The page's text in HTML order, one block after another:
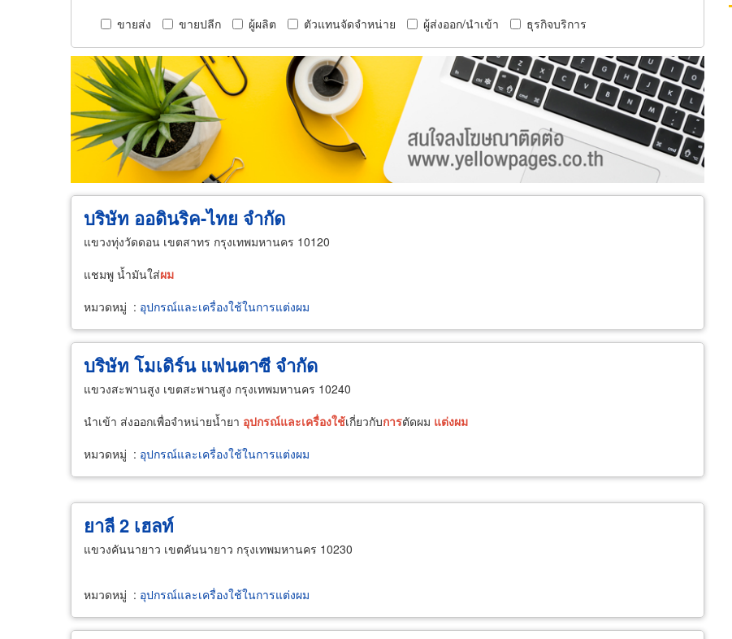
ขายส่ง ขายปลีก ผู้ผลิต ตัวแทนจัดจำหน่าย ผู้ส่งออก/นำเข้า ธุรกิจบริการ
บริษัท ออดินริค-ไทย จำกัด
แขวงทุ่งวัดดอน เขตสาทร กรุงเทพมหานคร 10120
แชมพู น้ำมันใส่ผม
หมวดหมู่ : อุปกรณ์และเครื่องใช้ในการแต่งผม
บริษัท โมเดิร์น แฟนตาซี จำกัด
แขวงสะพานสูง เขตสะพานสูง กรุงเทพมหานคร 10240
นำเข้า ส่งออกเพื่อจำหน่ายน้ำยา อุปกรณ์และเครื่องใช้เกี่ยวกับการตัดผม แต่งผม
หมวดหมู่ : อุปกรณ์และเครื่องใช้ในการแต่งผม
ยาลี 2 เฮลท์
แขวงคันนายาว เขตคันนายาว กรุงเทพมหานคร 10230
หมวดหมู่ : อุปกรณ์และเครื่องใช้ในการแต่งผม